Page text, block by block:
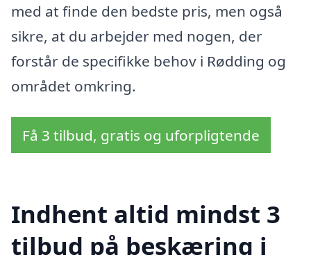
med at finde den bedste pris, men også
sikre, at du arbejder med nogen, der
forstår de specifikke behov i Rødding og
området omkring.
Få 3 tilbud, gratis og uforpligtende
Indhent altid mindst 3
tilbud på beskæring i